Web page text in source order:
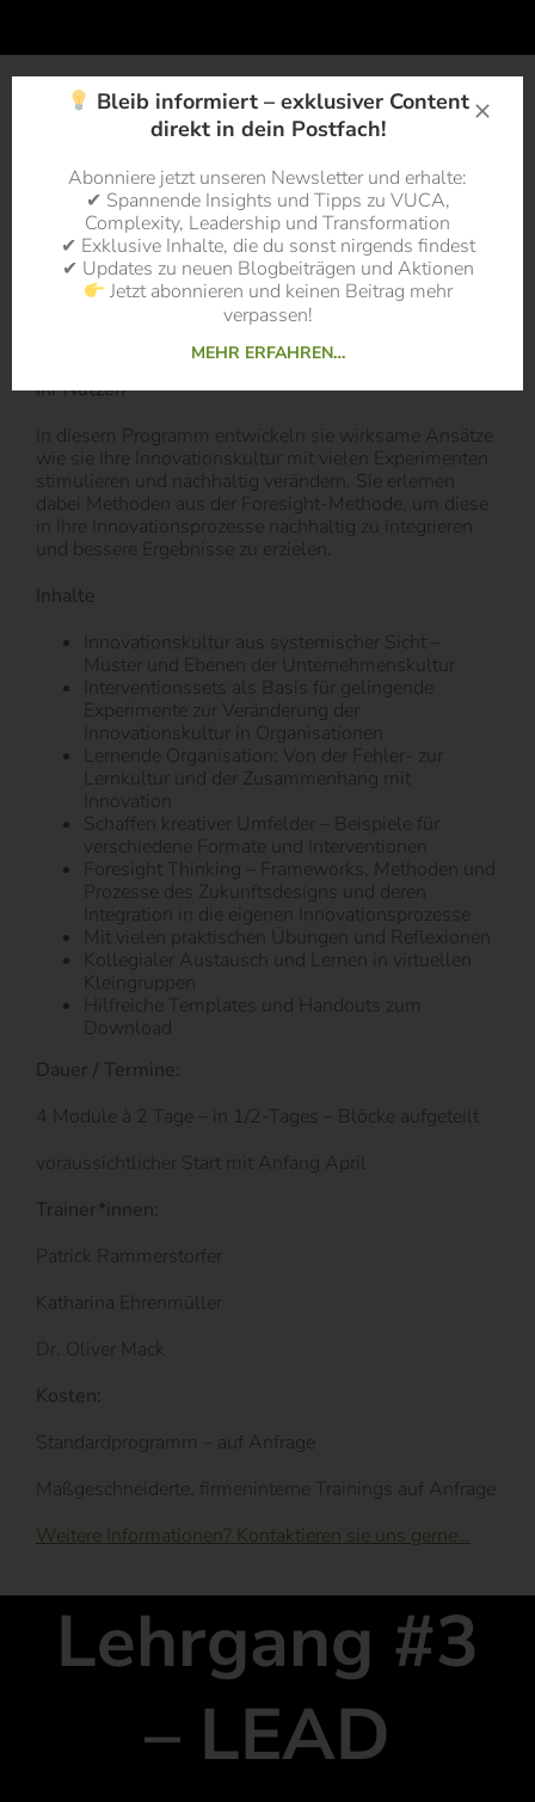
Worum geht es?
müssen auch in schwierigen Zeiten an der
Weiterentwicklung ihrer Innovationskultur arbeiten.
Dies gelingt, wenn die Innovationsagenden mit
wirksamen Foresight-Methoden intelligent verknüpft
werden – Mitarbeiter*innen sollen nämlich mindestens
so vergnügt über die Zukunft diskutieren, wie sonst nur
über die Vergangenheit – dieses Mindset streben wir
Ihr Nutzen
In diesem Programm entwickeln sie wirksame Ansätze
wie sie Ihre Innovationskultur mit vielen Experimenten
stimulieren und nachhaltig verändern. Sie erlernen
dabei Methoden aus der Foresight-Methode, um diese
in Ihre Innovationsprozesse nachhaltig zu integrieren
und bessere Ergebnisse zu erzielen.
Inhalte
Innovationskultur aus systemischer Sicht –
Muster und Ebenen der Unternehmenskultur
Interventionssets als Basis für gelingende
Experimente zur Veränderung der
Innovationskultur in Organisationen
Lernende Organisation: Von der Fehler- zur
Lernkultur und der Zusammenhang mit
Innovation
Schaffen kreativer Umfelder – Beispiele für
verschiedene Formate und Interventionen
Foresight Thinking – Frameworks, Methoden und
Prozesse des Zukunftsdesigns und deren
Integration in die eigenen Innovationsprozesse
Mit vielen praktischen Übungen und Reflexionen
Kollegialer Austausch und Lernen in virtuellen
Kleingruppen
Hilfreiche Templates und Handouts zum
Download
Dauer / Termine:
4 Module à 2 Tage – in 1/2-Tages – Blöcke aufgeteilt
voraussichtlicher Start mit Anfang April
Trainer*innen:
Patrick Rammerstorfer
Katharina Ehrenmüller
Dr. Oliver Mack
Kosten:
Standardprogramm – auf Anfrage
Maßgeschneiderte, firmeninterne Trainings auf Anfrage
Weitere Informationen? Kontaktieren sie uns gerne…
Lehrgang #3
– LEAD
Bleib informiert – exklusiver Content
direkt in dein Postfach!
Abonniere jetzt unseren Newsletter und erhalte:
✔ Spannende Insights und Tipps zu VUCA,
Complexity, Leadership und Transformation
✔ Exklusive Inhalte, die du sonst nirgends findest
✔ Updates zu neuen Blogbeiträgen und Aktionen
Jetzt abonnieren und keinen Beitrag mehr
verpassen!
MEHR ERFAHREN…